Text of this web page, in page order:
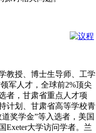
教授、博士生导师、工学
军人才，全球前2%顶尖
者，甘肃省重点人才项
计划、甘肃省高等学校青
奖学金”等入选者，美国
Exeter大学访问学者。兰